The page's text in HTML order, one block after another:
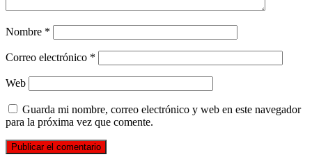
Nombre *
Correo electrónico *
Web
Guarda mi nombre, correo electrónico y web en este navegador
para la próxima vez que comente.